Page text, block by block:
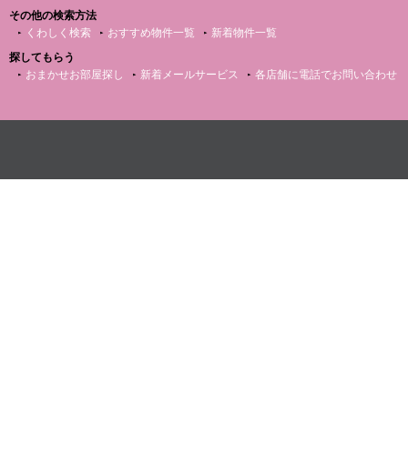
その他の検索方法
くわしく検索
おすすめ物件一覧
新着物件一覧
探してもらう
おまかせお部屋探し
新着メールサービス 各店舗に電話でお問い合わせ